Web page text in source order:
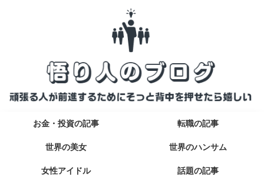
お金・投資の記事 転職の記事
世界の美女 世界のハンサム
女性アイドル 話題の記事